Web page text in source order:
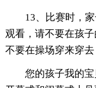
13、比赛时，
观看，请不要在孩
不要在操场穿来穿去
您的孩子我的